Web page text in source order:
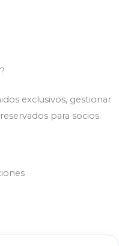
exclusivos, gestionar
para socios.